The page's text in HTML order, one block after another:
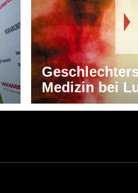
Medizin bei